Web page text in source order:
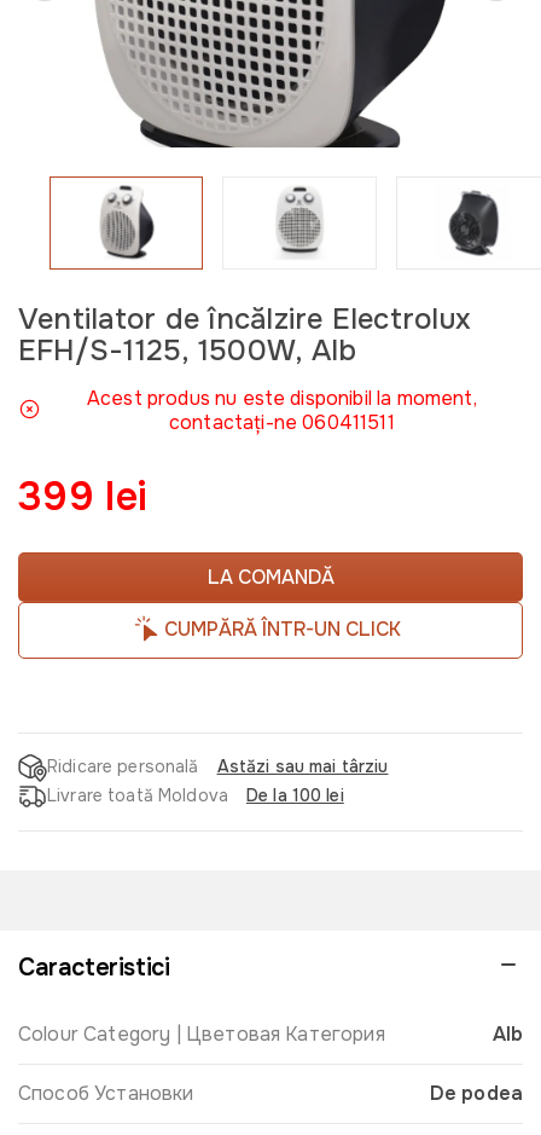
Ventilator de încălzire Electrolux
EFH/S-1125, 1500W, Alb
Acest produs nu este disponibil la moment,
contactați-ne 060411511
399 lei
LA COMANDĂ
CUMPĂRĂ ÎNTR-UN CLICK
Ridicare personală
Astăzi sau mai târziu
Livrare toată Moldova
De la 100 lei
Caracteristici
Colour Category | Цветовая Категория Alb
Способ Установки De podea